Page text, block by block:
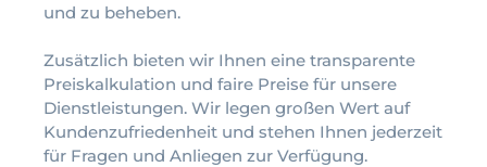
und zu beheben.
Zusätzlich bieten wir Ihnen eine transparente
Preiskalkulation und faire Preise für unsere
Dienstleistungen. Wir legen großen Wert auf
Kundenzufriedenheit und stehen Ihnen jederzeit
für Fragen und Anliegen zur Verfügung.